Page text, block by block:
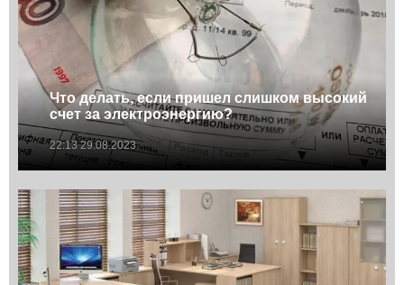
Что делать, если пришел слишком высокий
счет за электроэнергию?
22:13 29.08.2023